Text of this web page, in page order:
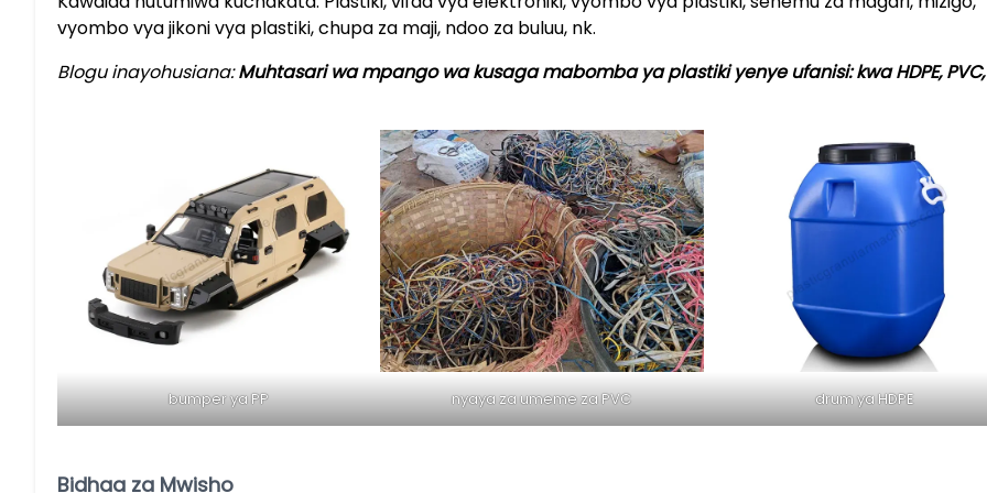
vyombo vya jikoni vya plastiki, chupa za maji, ndoo za buluu, nk.
Blogu inayohusiana:Muhtasari wa mpango wa kusaga mabomba ya plastiki yenye ufanisi: kwa HDPE, PVC,
bumper ya PP nyaya za umeme za PVC drum ya HDPE
Bidhaa za Mwisho